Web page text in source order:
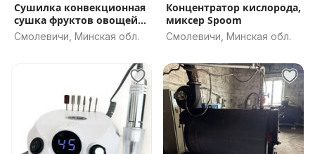
Сушилка конвекционная
сушка фруктов овощей
зелени
Смолевичи, Минская обл.
Концентратор кислорода,
миксер Spoom
Смолевичи, Минская обл.